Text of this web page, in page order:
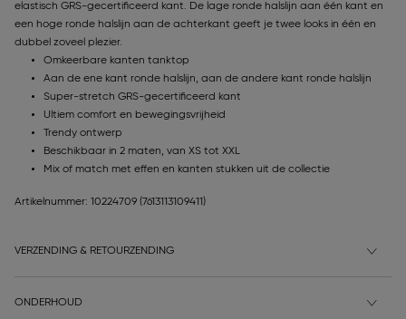
elastisch GRS-gecertificeerd kant. De lage ronde halslijn aan één kant en
een hoge ronde halslijn aan de achterkant geeft je twee looks in één en
dubbel zoveel plezier.
Omkeerbare kanten tanktop
Aan de ene kant ronde halslijn, aan de andere kant ronde halslijn
Super-stretch GRS-gecertificeerd kant
Ultiem comfort en bewegingsvrijheid
Trendy ontwerp
Beschikbaar in 2 maten, van XS tot XXL
Mix of match met effen en kanten stukken uit de collectie
Artikelnummer: 10224709 (7613113109411)
VERZENDING & RETOURZENDING
ONDERHOUD